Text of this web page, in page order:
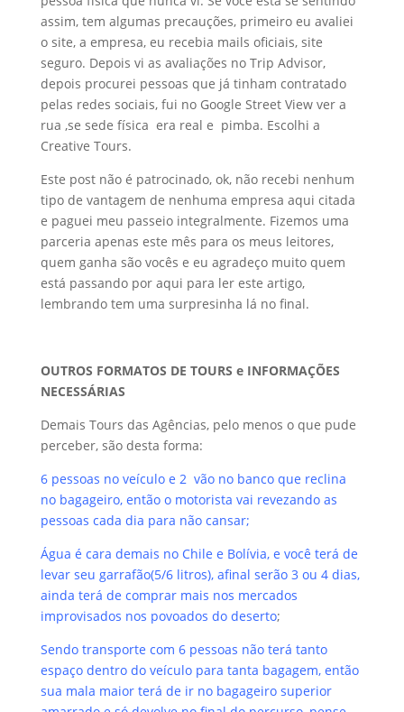
assim, tem algumas precauções, primeiro eu avaliei
o site, a empresa, eu recebia mails oficiais, site
seguro. Depois vi as avaliações no Trip Advisor,
depois procurei pessoas que já tinham contratado
pelas redes sociais, fui no Google Street View ver a
rua ,se sede física era real e pimba. Escolhi a
Creative Tours.
Este post não é patrocinado, ok, não recebi nenhum
tipo de vantagem de nenhuma empresa aqui citada
e paguei meu passeio integralmente. Fizemos uma
parceria apenas este mês para os meus leitores,
quem ganha são vocês e eu agradeço muito quem
está passando por aqui para ler este artigo,
lembrando tem uma surpresinha lá no final.
OUTROS FORMATOS DE TOURS e INFORMAÇÕES
NECESSÁRIAS
Demais Tours das Agências, pelo menos o que pude
perceber, são desta forma:
6 pessoas no veículo e 2 vão no banco que reclina
no bagageiro, então o motorista vai revezando as
pessoas cada dia para não cansar;
Água é cara demais no Chile e Bolívia, e você terá de
levar seu garrafão(5/6 litros), afinal serão 3 ou 4 dias,
ainda terá de comprar mais nos mercados
improvisados nos povoados do deserto;
Sendo transporte com 6 pessoas não terá tanto
espaço dentro do veículo para tanta bagagem, então
sua mala maior terá de ir no bagageiro superior